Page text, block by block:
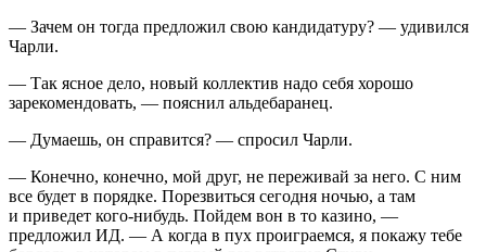
— Зачем он тогда предложил свою кандидатуру? — удивился
Чарли.
— Так ясное дело, новый коллектив надо себя хорошо
зарекомендовать, — пояснил альдебаранец.
— Думаешь, он справится? — спросил Чарли.
— Конечно, конечно, мой друг, не переживай за него. С ним
все будет в порядке. Порезвиться сегодня ночью, а там
и приведет кого-нибудь. Пойдем вон в то казино, —
предложил ИД. — А когда в пух проиграемся, я покажу тебе